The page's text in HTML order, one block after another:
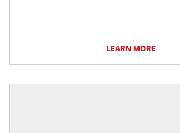
LEARN MORE